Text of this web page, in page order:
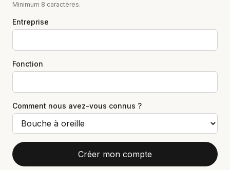
Minimum 8 caractères.
Entreprise
Fonction
Comment nous avez-vous connus ?
Créer mon compte